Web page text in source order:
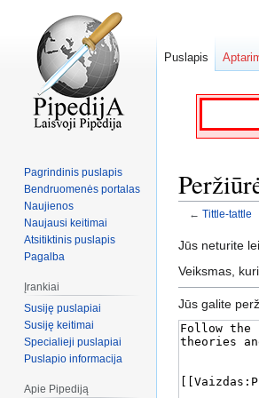
← Tittle-tattle
Jump
to
Jump
to
Jūs neturite
Veiksmas,
Jūs galite
Puslapis
Pagrindinis puslapis
Bendruomenės portalas
Naujienos
Naujausi keitimai
Atsitiktinis puslapis
Pagalba
Įrankiai
Susiję puslapiai
Susiję keitimai
Specialieji puslapiai
Puslapio informacija
Apie Pipediją